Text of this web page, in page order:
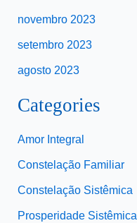
novembro 2023
setembro 2023
agosto 2023
Categories
Amor Integral
Constelação Familiar
Constelação Sistêmica
Prosperidade Sistêmica